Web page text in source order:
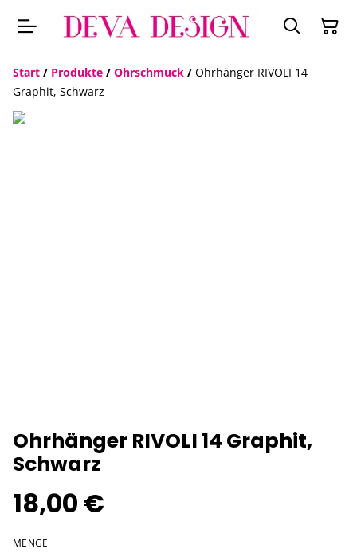
Start / Produkte / Ohrschmuck / Ohrhänger RIVOLI 14
Graphit, Schwarz
Ohrhänger RIVOLI 14 Graphit,
Schwarz
18,00 €
MENGE